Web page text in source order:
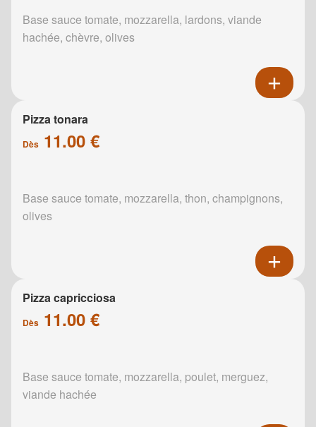
Base sauce tomate, mozzarella, lardons, viande
hachée, chèvre, olives
Pizza tonara
Dès 11.00 €
Base sauce tomate, mozzarella, thon, champignons,
olives
Pizza capricciosa
Dès 11.00 €
Base sauce tomate, mozzarella, poulet, merguez,
viande hachée